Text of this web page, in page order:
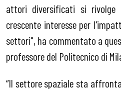
attori diversificati si rivolge
crescente interesse per
settori", ha commentato a
professore del Politecnico di
“Il settore spaziale sta